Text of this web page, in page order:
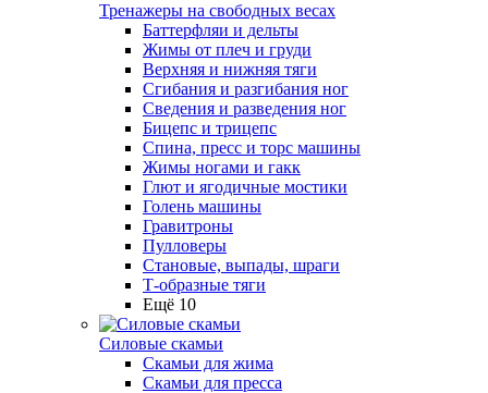
Тренажеры на свободных весах
Баттерфляи и дельты
Жимы от плеч и груди
Верхняя и нижняя тяги
Сгибания и разгибания ног
Сведения и разведения ног
Бицепс и трицепс
Спина, пресс и торс машины
Жимы ногами и гакк
Глют и ягодичные мостики
Голень машины
Гравитроны
Пулловеры
Становые, выпады, шраги
Т-образные тяги
Ещё 10
Силовые скамьи
Скамьи для жима
Скамьи для пресса